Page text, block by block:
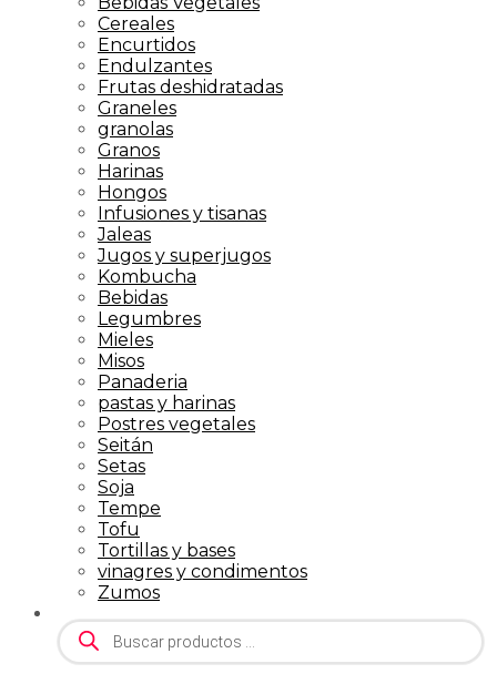
Cereales
Encurtidos
Endulzantes
Frutas deshidratadas
Graneles
granolas
Granos
Harinas
Hongos
Infusiones y tisanas
Jaleas
Jugos y superjugos
Kombucha
Bebidas
Legumbres
Mieles
Misos
Panaderia
pastas y harinas
Postres vegetales
Seitán
Setas
Soja
Tempe
Tofu
Tortillas y bases
vinagres y condimentos
Zumos
Búsqueda
de
productos